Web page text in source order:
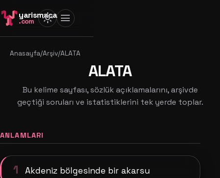
yarismaca
.com light_mode menu
Anasayfa/Arşiv/ALATA
ALATA
Bu kelime sayfası, sözlük açıklamalarını, arşivde
geçtiği soruları ve istatistiklerini tek yerde toplar.
ANLAMLARI
1 Akdeniz bölgesinde bir akarsu